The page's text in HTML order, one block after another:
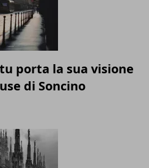
porta la sua visione
di Soncino